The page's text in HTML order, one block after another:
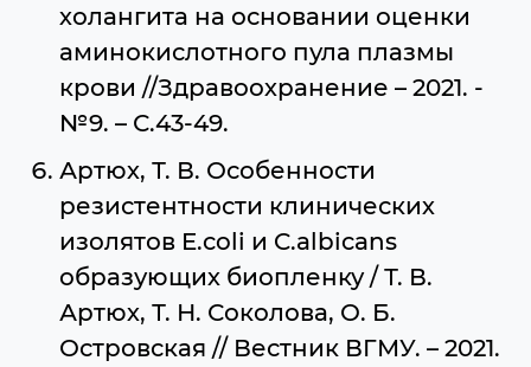
холангита на основании оценки
аминокислотного пула плазмы
крови //Здравоохранение – 2021. -
№9. – С.43-49.
Артюх, Т. В. Особенности
резистентности клинических
изолятов E.coli и C.albicans
образующих биопленку / Т. В.
Артюх, Т. Н. Соколова, О. Б.
Островская // Вестник ВГМУ. – 2021.